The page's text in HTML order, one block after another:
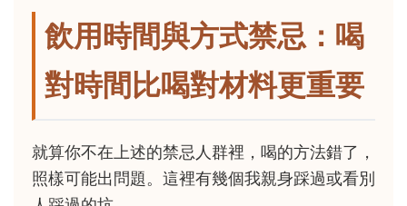
飲用時間與方式禁忌：喝
對時間比喝對材料更重要
就算你不在上述的禁忌人群裡，喝的方法錯了，
照樣可能出問題。這裡有幾個我親身踩過或看別